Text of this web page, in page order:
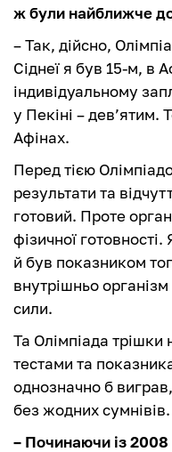
ж були найближче
– Так, дійсно,
Сіднеї я був 15-м, в
індивідуальному
у Пекіні –
Афінах.
Перед тією
результати та
готовий. Проте
фізичної
й був показником
внутрішньо
сили.
Та Олімпіада трішки
тестами та
однозначно б
без жодних сумнівів.
– Починаючи із 2008